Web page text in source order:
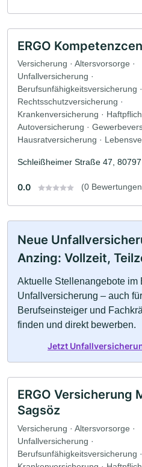
ERGO
Versicherung · Altersvorsorge ·
Unfallversicherung ·
Berufsunfähigkeitsversicherung ·
Rechtsschutzversicherung ·
Krankenversicherung ·
Autoversicherung ·
Hausratversicherung ·
Schleißheimer Straße 47,
0.0 (0
Neue
Anzing: Vollzeit,
Aktuelle Stellenangebote im
Unfallversicherung – auch
Berufseinsteiger und
finden und direkt bewerben.
Jetzt
ERGO Versicherung
Sagsöz
Versicherung · Altersvorsorge ·
Unfallversicherung ·
Berufsunfähigkeitsversicherung